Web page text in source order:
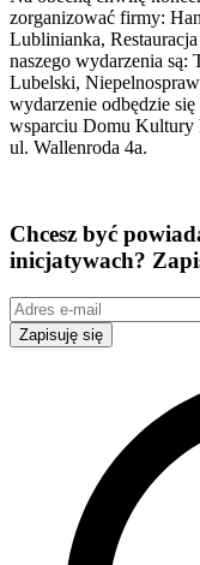
zorganizować firmy:
Lublinianka,
naszego wydarzenia
Lubelski,
wydarzenie odbędzie
wsparciu Domu Kultury
ul. Wallenroda 4a.
Chcesz być
inicjatywach?
Zapisuję się